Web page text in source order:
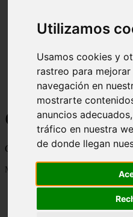
Utilizamos
Usamos cookies y
rastreo para
navegación en
mostrarte
anuncios
tráfico en nuestra
de donde llegan
Curiosidades y
Cosas curiosas, curiosidades,
Mostrando 1 - 24 de 2838 artículos